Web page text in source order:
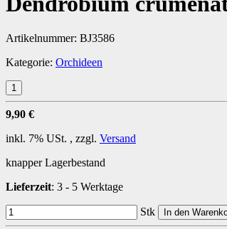
Artikelnummer: BJ3586
Kategorie: Orchideen
9,90 €
inkl. 7% USt. , zzgl. Versand
knapper Lagerbestand
Lieferzeit: 3 - 5 Werktage
Stk In den